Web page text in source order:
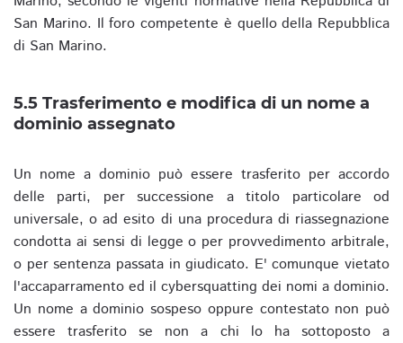
San Marino. Il foro competente è quello della Repubblica
di San Marino.
5.5 Trasferimento e modifica di un nome a
dominio assegnato
Un nome a dominio può essere trasferito per accordo
delle parti, per successione a titolo particolare od
universale, o ad esito di una procedura di riassegnazione
condotta ai sensi di legge o per provvedimento arbitrale,
o per sentenza passata in giudicato. E' comunque vietato
l'accaparramento ed il cybersquatting dei nomi a dominio.
Un nome a dominio sospeso oppure contestato non può
essere trasferito se non a chi lo ha sottoposto a